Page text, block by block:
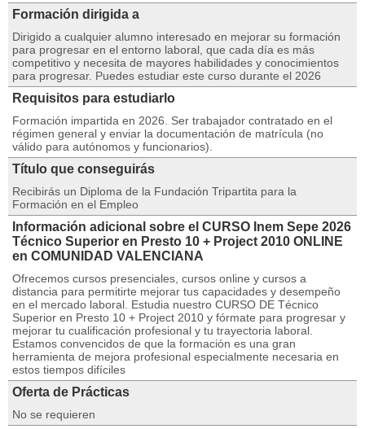
Formación dirigida a
Dirigido a cualquier alumno interesado en mejorar su formación
para progresar en el entorno laboral, que cada día es más
competitivo y necesita de mayores habilidades y conocimientos
para progresar. Puedes estudiar este curso durante el 2026
Requisitos para estudiarlo
Formación impartida en 2026. Ser trabajador contratado en el
régimen general y enviar la documentación de matrícula (no
válido para autónomos y funcionarios).
Título que conseguirás
Recibirás un Diploma de la Fundación Tripartita para la
Formación en el Empleo
Información adicional sobre el CURSO Inem Sepe 2026
Técnico Superior en Presto 10 + Project 2010 ONLINE
en COMUNIDAD VALENCIANA
Ofrecemos cursos presenciales, cursos online y cursos a
distancia para permitirte mejorar tus capacidades y desempeño
en el mercado laboral. Estudia nuestro CURSO DE Técnico
Superior en Presto 10 + Project 2010 y fórmate para progresar y
mejorar tu cualificación profesional y tu trayectoria laboral.
Estamos convencidos de que la formación es una gran
herramienta de mejora profesional especialmente necesaria en
estos tiempos difíciles
Oferta de Prácticas
No se requieren